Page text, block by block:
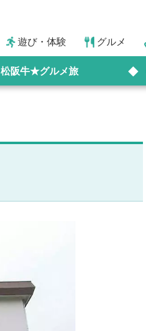
遊び・体験 グルメ
松阪牛★グルメ旅